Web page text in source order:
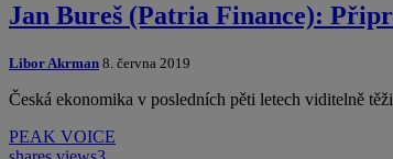
Jan Bureš (Patria Finance):
Libor Akrman 8. června 2019
Česká ekonomika v posledních pěti letech viditelně
PEAK VOICE